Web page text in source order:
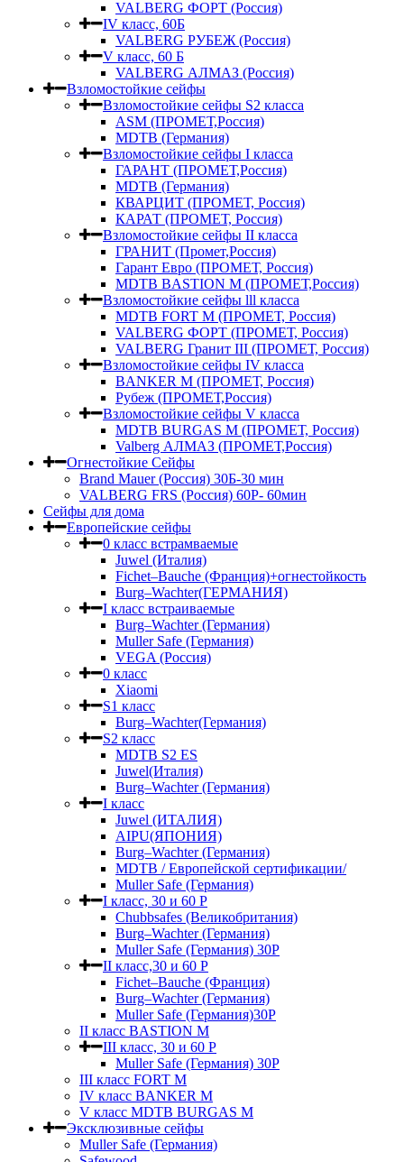
VALBERG ФОРТ (Россия)
IV класс, 60Б
VALBERG РУБЕЖ (Россия)
V класс, 60 Б
VALBERG АЛМАЗ (Россия)
Взломостойкие сейфы
Взломостойкие сейфы S2 класса
ASM (ПРОМЕТ,Россия)
MDTB (Германия)
Взломостойкие сейфы I класса
ГАРАНТ (ПРОМЕТ,Россия)
MDTB (Германия)
КВАРЦИТ (ПРОМЕТ, Россия)
КАРАТ (ПРОМЕТ, Россия)
Взломостойкие сейфы II класса
ГРАНИТ (Промет,Россия)
Гарант Евро (ПРОМЕТ, Россия)
MDTB BASTION M (ПРОМЕТ,Россия)
Взломостойкие сейфы lll класса
MDTB FORT M (ПРОМЕТ, Россия)
VALBERG ФОРТ (ПРОМЕТ, Россия)
VALBERG Гранит III (ПРОМЕТ, Россия)
Взломостойкие сейфы IV класса
BANKER M (ПРОМЕТ, Россия)
Рубеж (ПРОМЕТ,Россия)
Взломостойкие сейфы V класса
MDTB BURGAS M (ПРОМЕТ, Россия)
Valberg АЛМАЗ (ПРОМЕТ,Россия)
Огнестойкие Сейфы
Brand Mauer (Россия) 30Б-30 мин
VALBERG FRS (Россия) 60Р- 60мин
Сейфы для дома
Европейские сейфы
0 класс встрамваемые
Juwel (Италия)
Fichet–Bauche (Франция)+огнестойкость
Burg–Wachter(ГЕРМАНИЯ)
I класс встраиваемые
Burg–Wachter (Германия)
Muller Safe (Германия)
VEGA (Россия)
0 класс
Xiaomi
S1 класс
Burg–Wachter(Германия)
S2 класс
MDTB S2 ES
Juwel(Италия)
Burg–Wachter (Германия)
I класс
Juwel (ИТАЛИЯ)
AIPU(ЯПОНИЯ)
Burg–Wachter (Германия)
MDTB / Европейской сертификации/
Muller Safe (Германия)
I класс, 30 и 60 P
Chubbsafes (Великобритания)
Burg–Wachter (Германия)
Muller Safe (Германия) 30Р
II класс,30 и 60 P
Fichet–Bauche (Франция)
Burg–Wachter (Германия)
Muller Safe (Германия)30P
II класс BASTION M
III класс, 30 и 60 P
Muller Safe (Германия) 30Р
III класс FORT M
IV класс BANKER M
V класс МDTB BURGAS M
Эксклюзивные сейфы
Muller Safe (Германия)